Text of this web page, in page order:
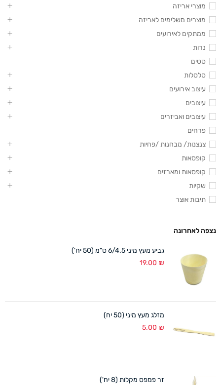
מוצרי אריזה
מוצרים משלימים לאריזה
ממתקים לאירועים
נרות
סטים
סלסלות
עיצוב אירועים
עיצובים
עיצובים ואביזרים
פרחים
צנצנות/ מבחנות /פחיות
קופסאות
קופסאות ומארזים
שקיות
תיבות אוצר
נצפה לאחרונה
גביע מעץ מיני 6/4.5 ס"מ (50 יח')
19.00 ₪
מזלג מעץ מיני (50 יח)
5.00 ₪
זר פמפס מקלות (8 יח')